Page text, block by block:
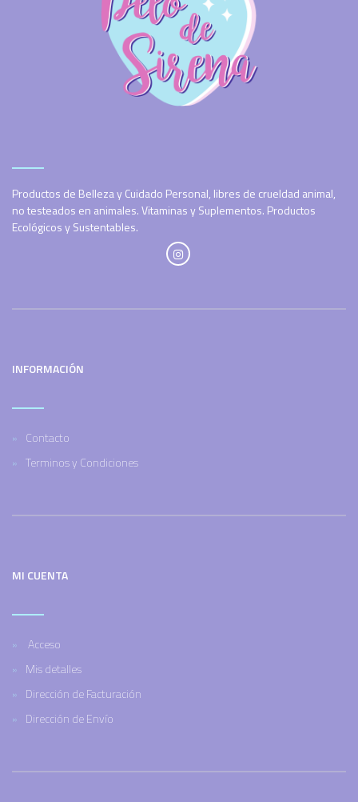
Productos de Belleza y Cuidado Personal, libres de crueldad animal,
no testeados en animales. Vitaminas y Suplementos. Productos
Ecológicos y Sustentables.
INFORMACIÓN
Contacto
Terminos y Condiciones
MI CUENTA
Acceso
Mis detalles
Dirección de Facturación
Dirección de Envío